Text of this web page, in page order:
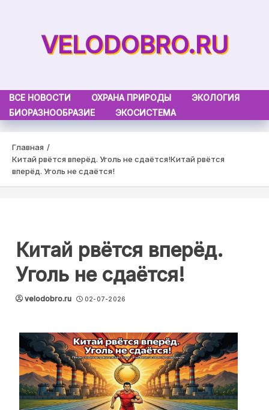
VELODOBRO.RU
ВСЕ НОВОСТИ ОХРАНА ПРИРОДЫ
ЭКОЛОГИЯ
БИОРАЗНООБРАЗИЕ
ЭКОСИСТЕМА
Главная
Китай рвётся вперёд. Уголь не сдаётся!Китай рвётся
вперёд. Уголь не сдаётся!
Китай рвётся вперёд.
Уголь не сдаётся!
velodobro.ru 02-07-2026